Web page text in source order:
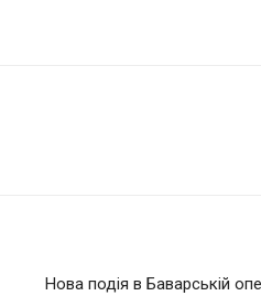
Нова подія в Баварській